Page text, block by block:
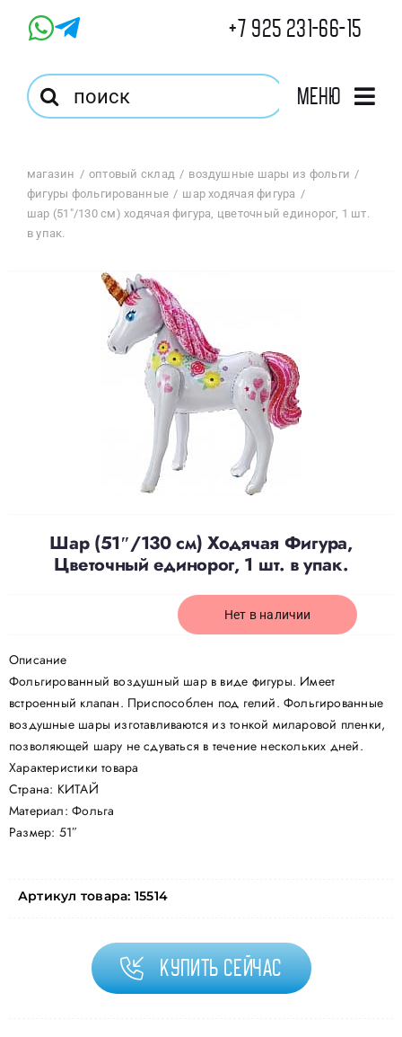
+7 925 231-66-15
Результат
поиска:
Меню
Магазин
Оптовый Магазин
Отзывы
Политика конфиденциальности
магазин оптовый склад
воздушные шары из фольги
фигуры фольгированные
шар ходячая фигура
шар (51″/130 см) ходячая фигура, цветочный единорог, 1 шт.
в упак.
Шар (51″/130 см) Ходячая Фигура,
Цветочный единорог, 1 шт. в упак.
Нет в наличии
Описание
Фольгированный воздушный шар в виде фигуры. Имеет
встроенный клапан. Приспособлен под гелий. Фольгированные
воздушные шары изготавливаются из тонкой миларовой пленки,
позволяющей шару не сдуваться в течение нескольких дней.
Характеристики товара
Страна: КИТАЙ
Материал: Фольга
Размер: 51″
Артикул товара: 15514
Купить сейчас